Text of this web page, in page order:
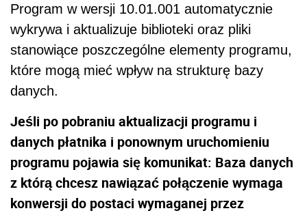
Program w wersji 10.01.001 automatycznie
wykrywa i aktualizuje biblioteki oraz pliki
stanowiące poszczególne elementy programu,
które mogą mieć wpływ na strukturę bazy
danych.
Jeśli po pobraniu aktualizacji programu i
danych płatnika i ponownym uruchomieniu
programu pojawia się komunikat: Baza danych
z którą chcesz nawiązać połączenie wymaga
konwersji do postaci wymaganej przez